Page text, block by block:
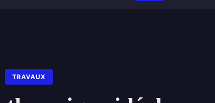
TRAVAUX